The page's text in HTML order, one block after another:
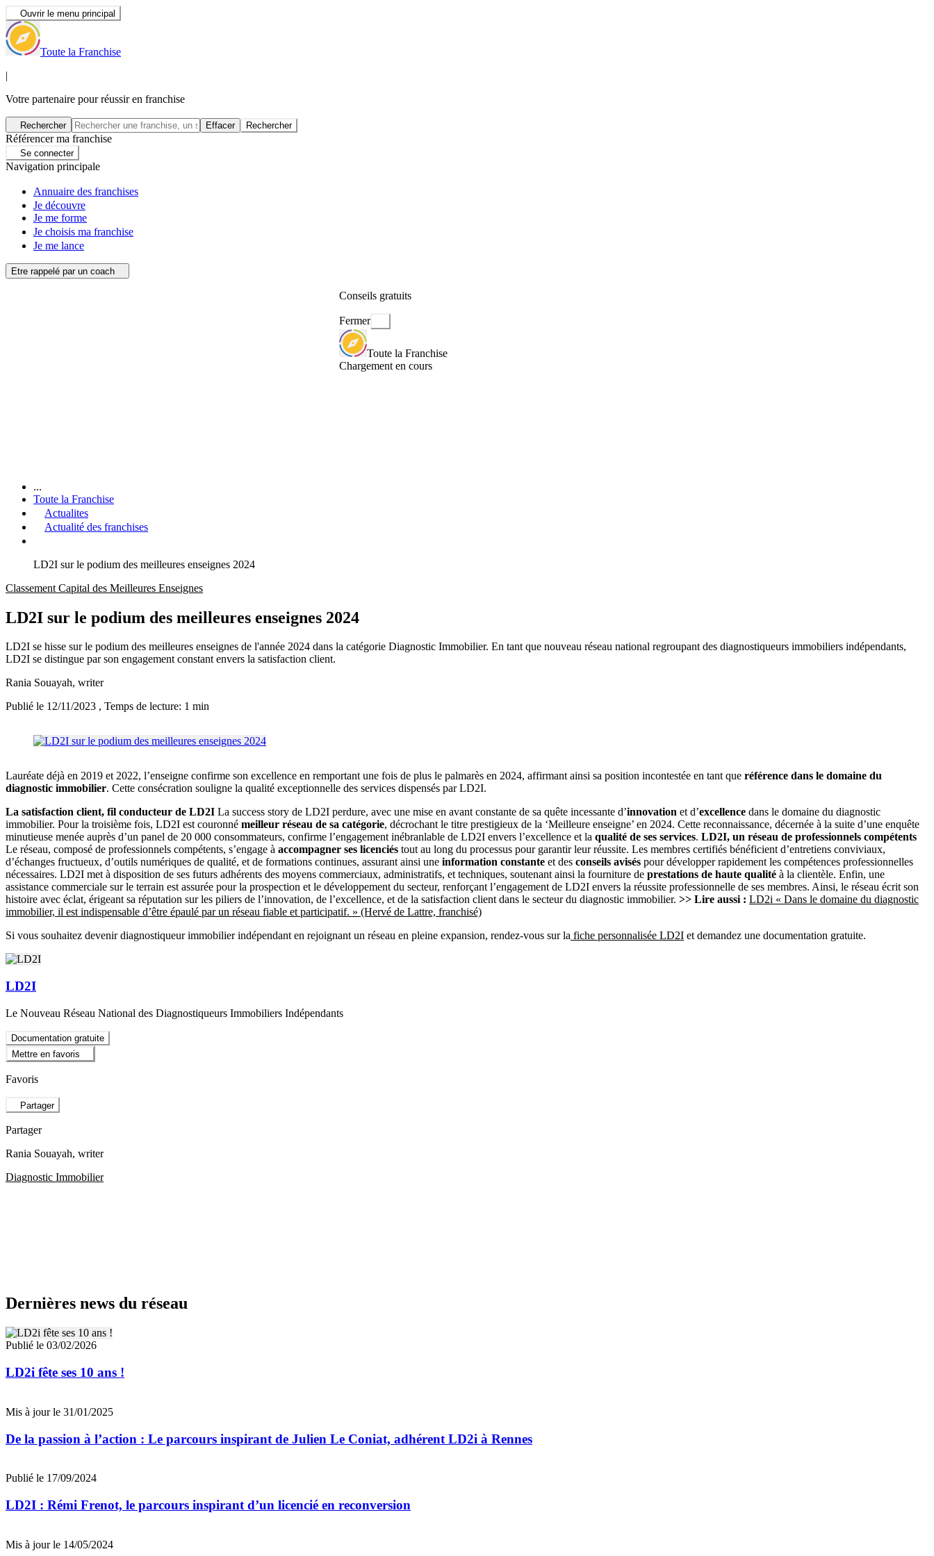
Ouvrir le menu principal
Toute la Franchise
|
Votre partenaire pour réussir en franchise
Rechercher Effacer Rechercher
Référencer ma franchise
Se connecter
Navigation principale
Annuaire des franchises
Je découvre
Je me forme
Je choisis ma franchise
Je me lance
Etre rappelé par un coach
Conseils gratuits
Fermer
Toute la Franchise
Chargement en cours
...
Toute la Franchise
Actualites
Actualité des franchises
LD2I sur le podium des meilleures enseignes 2024
Classement Capital des Meilleures Enseignes
LD2I sur le podium des meilleures enseignes 2024
LD2I se hisse sur le podium des meilleures enseignes de l'année 2024 dans la catégorie Diagnostic Immobilier. En tant que nouveau réseau national regroupant des diagnostiqueurs immobiliers indépendants,
LD2I se distingue par son engagement constant envers la satisfaction client.
Rania Souayah, writer
Publié le 12/11/2023 , Temps de lecture: 1 min
Lauréate déjà en 2019 et 2022, l’enseigne confirme son excellence en remportant une fois de plus le palmarès en 2024, affirmant ainsi sa position incontestée en tant que référence dans le domaine du
diagnostic immobilier. Cette consécration souligne la qualité exceptionnelle des services dispensés par LD2I.
La satisfaction client, fil conducteur de LD2I La success story de LD2I perdure, avec une mise en avant constante de sa quête incessante d’innovation et d’excellence dans le domaine du diagnostic
immobilier. Pour la troisième fois, LD2I est couronné meilleur réseau de sa catégorie, décrochant le titre prestigieux de la ‘Meilleure enseigne’ en 2024. Cette reconnaissance, décernée à la suite d’une enquête
minutieuse menée auprès d’un panel de 20 000 consommateurs, confirme l’engagement inébranlable de LD2I envers l’excellence et la qualité de ses services. LD2I, un réseau de professionnels compétents
Le réseau, composé de professionnels compétents, s’engage à accompagner ses licenciés tout au long du processus pour garantir leur réussite. Les membres certifiés bénéficient d’entretiens conviviaux,
d’échanges fructueux, d’outils numériques de qualité, et de formations continues, assurant ainsi une information constante et des conseils avisés pour développer rapidement les compétences professionnelles
nécessaires. LD2I met à disposition de ses futurs adhérents des moyens commerciaux, administratifs, et techniques, soutenant ainsi la fourniture de prestations de haute qualité à la clientèle. Enfin, une
assistance commerciale sur le terrain est assurée pour la prospection et le développement du secteur, renforçant l’engagement de LD2I envers la réussite professionnelle de ses membres. Ainsi, le réseau écrit son
histoire avec éclat, érigeant sa réputation sur les piliers de l’innovation, de l’excellence, et de la satisfaction client dans le secteur du diagnostic immobilier. >> Lire aussi : LD2i « Dans le domaine du diagnostic
immobilier, il est indispensable d’être épaulé par un réseau fiable et participatif. » (Hervé de Lattre, franchisé)
Si vous souhaitez devenir diagnostiqueur immobilier indépendant en rejoignant un réseau en pleine expansion, rendez-vous sur la fiche personnalisée LD2I et demandez une documentation gratuite.
LD2I
Le Nouveau Réseau National des Diagnostiqueurs Immobiliers Indépendants
Documentation gratuite
Mettre en favoris
Favoris
Partager
Partager
Rania Souayah, writer
Diagnostic Immobilier
Dernières news du réseau
Publié le 03/02/2026
LD2i fête ses 10 ans !
Mis à jour le 31/01/2025
De la passion à l’action : Le parcours inspirant de Julien Le Coniat, adhérent LD2i à Rennes
Publié le 17/09/2024
LD2I : Rémi Frenot, le parcours inspirant d’un licencié en reconversion
Mis à jour le 14/05/2024